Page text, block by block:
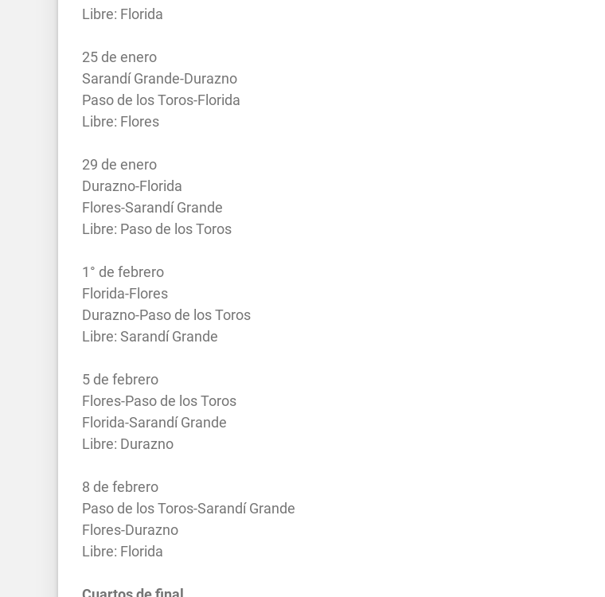
Libre: Florida
25 de enero
Sarandí Grande-Durazno
Paso de los Toros-Florida
Libre: Flores
29 de enero
Durazno-Florida
Flores-Sarandí Grande
Libre: Paso de los Toros
1° de febrero
Florida-Flores
Durazno-Paso de los Toros
Libre: Sarandí Grande
5 de febrero
Flores-Paso de los Toros
Florida-Sarandí Grande
Libre: Durazno
8 de febrero
Paso de los Toros-Sarandí Grande
Flores-Durazno
Libre: Florida